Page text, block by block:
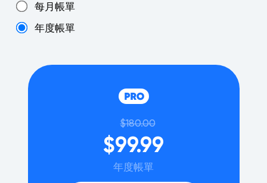
每月帳單
年度帳單
$180.00
$99.99
年度帳單